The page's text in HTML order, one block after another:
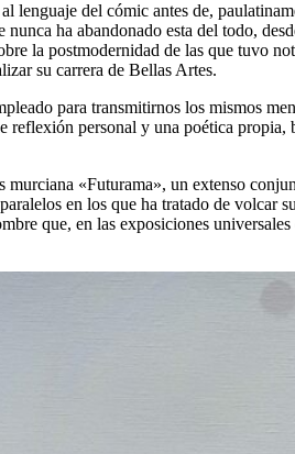
del cómic antes de,
ha abandonado esta del todo,
la postmodernidad de las que tuvo
su carrera de Bellas Artes.
para transmitirnos los mismos
personal y una poética propia,
«Futurama», un extenso
en los que ha tratado de
que, en las exposiciones